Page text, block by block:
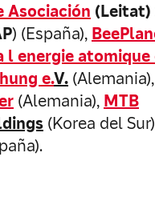
Asociación (Leitat)
) (España),
l energie
e.V. (Alemania),
(Alemania), MTB
(Korea del Sur)